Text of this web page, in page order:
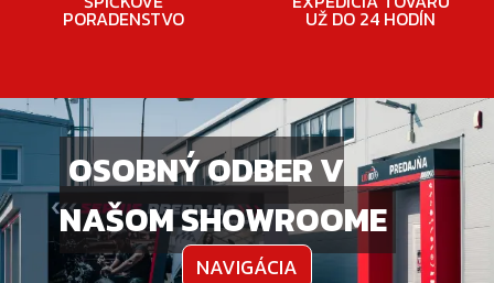
PORADENSTVO UŽ DO 24 HODÍN
OSOBNÝ ODBER V
NAŠOM SHOWROOME
NAVIGÁCIA